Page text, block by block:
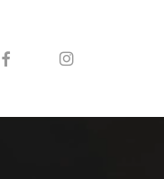
facebook
youtubeinstagram